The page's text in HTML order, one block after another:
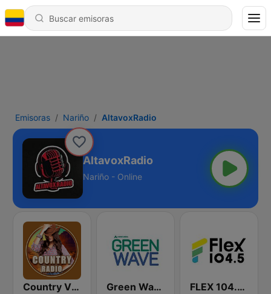
Emisoras Nariño AltavoxRadio
AltavoxRadio
Nariño - Online
Country Vibes Green Wave 106.5 FM FLEX 104.5 FM